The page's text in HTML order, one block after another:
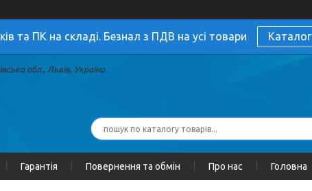
та ПК на складі. Безнал з ПДВ на усі товари Каталог
обл., Львів, Україна
Гарантія Повернення та обмін Про нас Головна